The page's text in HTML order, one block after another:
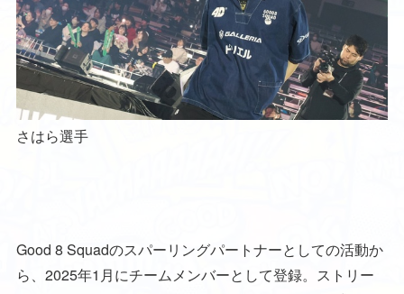
さはら選手
Good 8 Squadのスパーリングパートナーとしての活動か
ら、2025年1月にチームメンバーとして登録。ストリー